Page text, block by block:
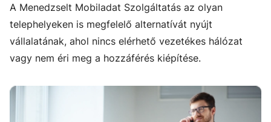
A Menedzselt Mobiladat Szolgáltatás az olyan
telephelyeken is megfelelő alternatívát nyújt
vállalatának, ahol nincs elérhető vezetékes hálózat
vagy nem éri meg a hozzáférés kiépítése.